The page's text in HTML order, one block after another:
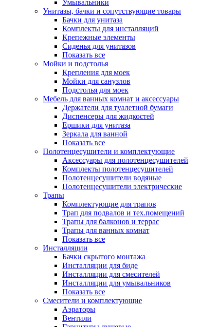
Умывальники
Унитазы, бачки и сопутствующие товары
Бачки для унитаза
Комплекты для инсталляций
Крепежные элементы
Сиденья для унитазов
Показать все
Мойки и подстолья
Крепления для моек
Мойки для санузлов
Подстолья для моек
Мебель для ванных комнат и аксессуары
Держатели для туалетной бумаги
Диспенсеры для жидкостей
Ершики для унитаза
Зеркала для ванной
Показать все
Полотенцесушители и комплектующие
Аксессуары для полотенцесушителей
Комплекты полотенцесушителей
Полотенцесушители водяные
Полотенцесушители электрические
Трапы
Комплектующие для трапов
Трап для подвалов и тех.помещений
Трапы для балконов и террас
Трапы для ванных комнат
Показать все
Инсталляции
Бачки скрытого монтажа
Инсталляции для биде
Инсталляции для смесителей
Инсталляции для умывальников
Показать все
Смесители и комплектующие
Аэраторы
Вентили